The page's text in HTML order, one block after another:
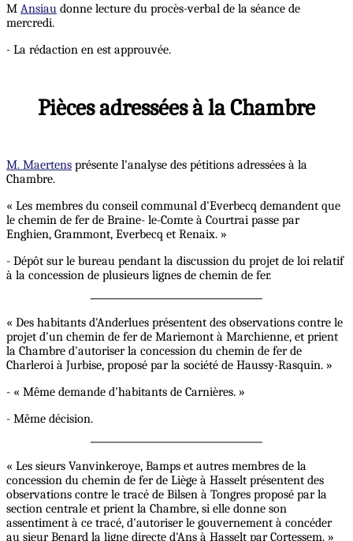
M Ansiau donne lecture du procès-verbal de la séance de
mercredi.
- La rédaction en est approuvée.
Pièces adressées à la Chambre
M. Maertens présente l'analyse des pétitions adressées à la
Chambre.
« Les membres du conseil communal d'Everbecq demandent que
le chemin de fer de Braine- le-Comte à Courtrai passe par
Enghien, Grammont, Everbecq et Renaix. »
- Dépôt sur le bureau pendant la discussion du projet de loi relatif
à la concession de plusieurs lignes de chemin de fer.
« Des habitants d'Anderlues présentent des observations contre le
projet d'un chemin de fer de Mariemont à Marchienne, et prient
la Chambre d'autoriser la concession du chemin de fer de
Charleroi à Jurbise, proposé par la société de Haussy-Rasquin. »
- « Même demande d'habitants de Carnières. »
- Même décision.
« Les sieurs Vanvinkeroye, Bamps et autres membres de la
concession du chemin de fer de Liège à Hasselt présentent des
observations contre le tracé de Bilsen à Tongres proposé par la
section centrale et prient la Chambre, si elle donne son
assentiment à ce tracé, d'autoriser le gouvernement à concéder
au sieur Benard la ligne directe d'Ans à Hasselt par Cortessem. »